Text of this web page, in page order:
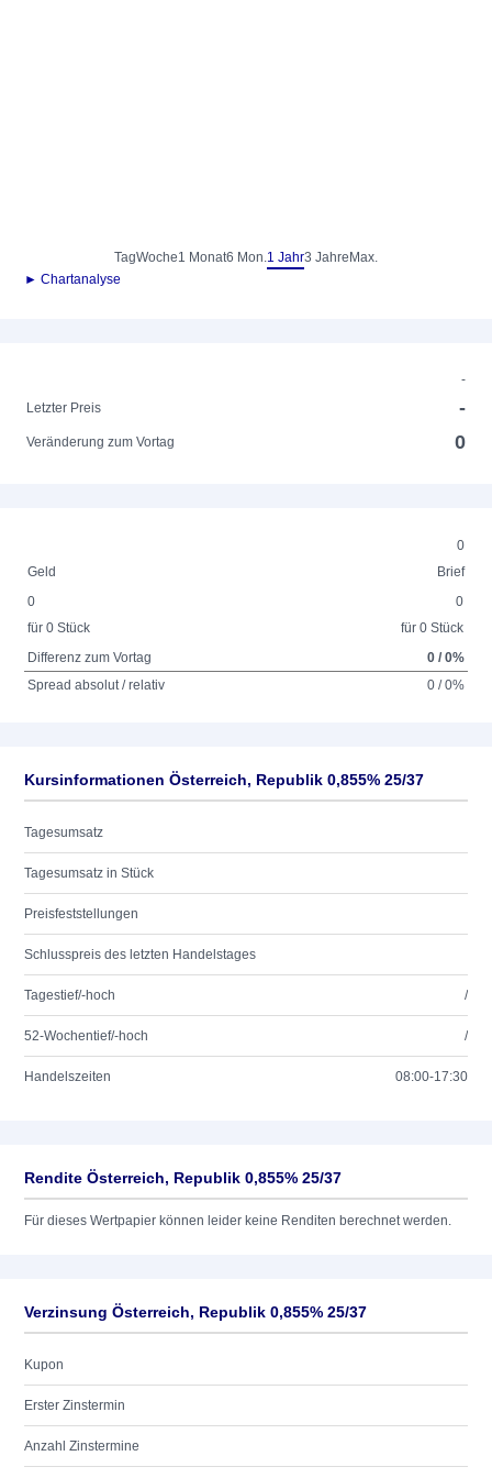
TagWoche1 Monat6 Mon.1 Jahr3 Jahre Max.
► Chartanalyse
-
Letzter Preis
-
Veränderung zum Vortag 0
0
Geld
Brief
0
für 0 Stück
0
für 0 Stück
Differenz zum Vortag
0 / 0%
Spread absolut / relativ
0 / 0%
Kursinformationen Österreich, Republik 0,855% 25/37
Tagesumsatz
Tagesumsatz in Stück
Preisfeststellungen
Schlusspreis des letzten Handelstages
Tagestief/-hoch /
52-Wochentief/-hoch /
Handelszeiten 08:00-17:30
Rendite Österreich, Republik 0,855% 25/37
Für dieses Wertpapier können leider keine Renditen berechnet werden.
Verzinsung Österreich, Republik 0,855% 25/37
Kupon
Erster Zinstermin
Anzahl Zinstermine